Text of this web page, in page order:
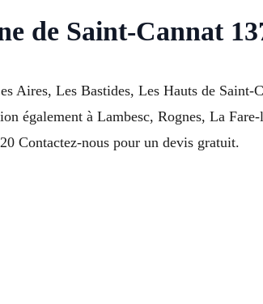
de Saint-Cannat
Aires, Les Bastides, Les Hauts de Saint-
également à Lambesc, Rognes, La
Contactez-nous pour un devis gratuit.